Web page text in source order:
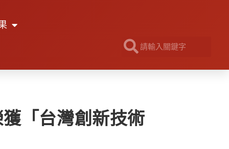
「台灣創新技術